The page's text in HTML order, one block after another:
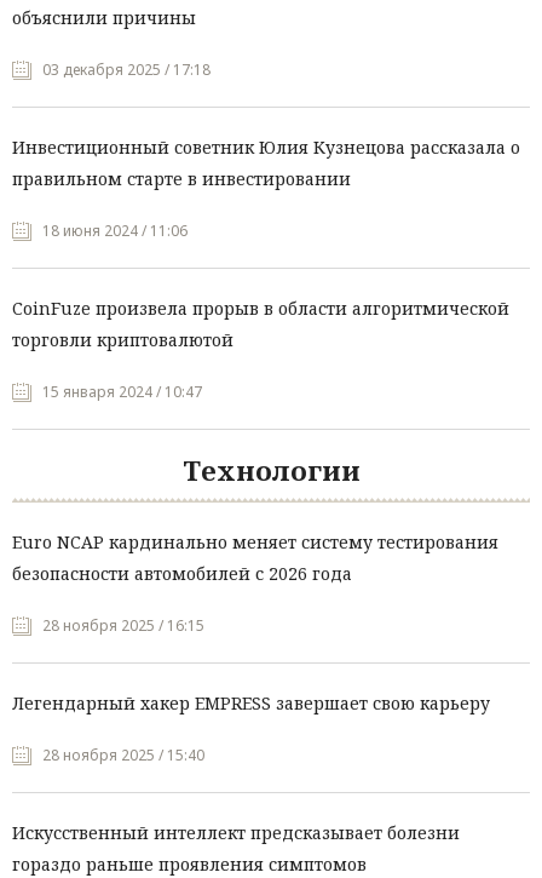
объяснили причины
03 декабря 2025 / 17:18
Инвестиционный советник Юлия Кузнецова рассказала о
правильном старте в инвестировании
18 июня 2024 / 11:06
CoinFuze произвела прорыв в области алгоритмической
торговли криптовалютой
15 января 2024 / 10:47
Технологии
Euro NCAP кардинально меняет систему тестирования
безопасности автомобилей с 2026 года
28 ноября 2025 / 16:15
Легендарный хакер EMPRESS завершает свою карьеру
28 ноября 2025 / 15:40
Искусственный интеллект предсказывает болезни
гораздо раньше проявления симптомов